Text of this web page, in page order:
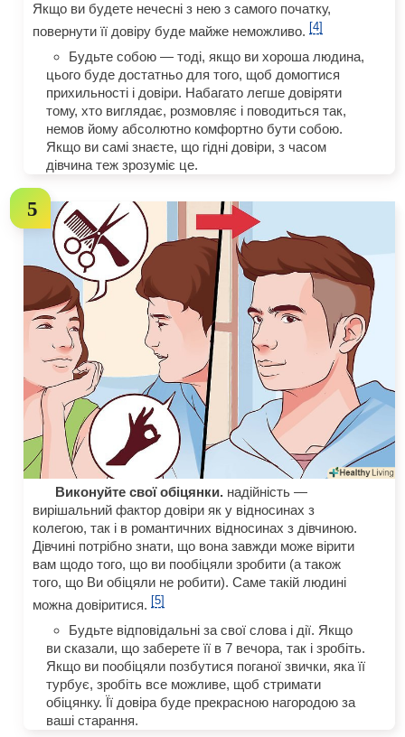
Якщо ви будете нечесні з нею з самого початку,
повернути її довіру буде майже неможливо. [4]
Будьте собою — тоді, якщо ви хороша людина,
цього буде достатньо для того, щоб домогтися
прихильності і довіри. Набагато легше довіряти
тому, хто виглядає, розмовляє і поводиться так,
немов йому абсолютно комфортно бути собою.
Якщо ви самі знаєте, що гідні довіри, з часом
дівчина теж зрозуміє це.
Виконуйте свої обіцянки. надійність —
вирішальний фактор довіри як у відносинах з
колегою, так і в романтичних відносинах з дівчиною.
Дівчині потрібно знати, що вона завжди може вірити
вам щодо того, що ви пообіцяли зробити (а також
того, що Ви обіцяли не робити). Саме такій людині
можна довіритися. [5]
Будьте відповідальні за свої слова і дії. Якщо
ви сказали, що заберете її в 7 вечора, так і зробіть.
Якщо ви пообіцяли позбутися поганої звички, яка її
турбує, зробіть все можливе, щоб стримати
обіцянку. Її довіра буде прекрасною нагородою за
ваші старання.